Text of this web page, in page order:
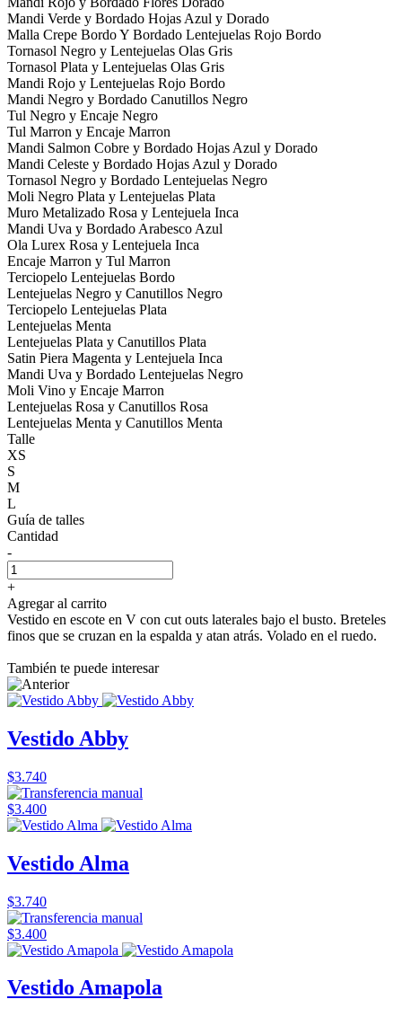
Mandi Verde y Bordado Hojas Azul y Dorado
Malla Crepe Bordo Y Bordado Lentejuelas Rojo Bordo
Tornasol Negro y Lentejuelas Olas Gris
Tornasol Plata y Lentejuelas Olas Gris
Mandi Rojo y Lentejuelas Rojo Bordo
Mandi Negro y Bordado Canutillos Negro
Tul Negro y Encaje Negro
Tul Marron y Encaje Marron
Mandi Salmon Cobre y Bordado Hojas Azul y Dorado
Mandi Celeste y Bordado Hojas Azul y Dorado
Tornasol Negro y Bordado Lentejuelas Negro
Moli Negro Plata y Lentejuelas Plata
Muro Metalizado Rosa y Lentejuela Inca
Mandi Uva y Bordado Arabesco Azul
Ola Lurex Rosa y Lentejuela Inca
Encaje Marron y Tul Marron
Terciopelo Lentejuelas Bordo
Lentejuelas Negro y Canutillos Negro
Terciopelo Lentejuelas Plata
Lentejuelas Menta
Lentejuelas Plata y Canutillos Plata
Satin Piera Magenta y Lentejuela Inca
Mandi Uva y Bordado Lentejuelas Negro
Moli Vino y Encaje Marron
Lentejuelas Rosa y Canutillos Rosa
Lentejuelas Menta y Canutillos Menta
Talle
XS
S
M
L
Guía de talles
Cantidad
-
+
Agregar al carrito
Vestido en escote en V con cut outs laterales bajo el busto. Breteles
finos que se cruzan en la espalda y atan atrás. Volado en el ruedo.
También te puede interesar
Vestido Abby
$3.740
$3.400
Vestido Alma
$3.740
$3.400
Vestido Amapola